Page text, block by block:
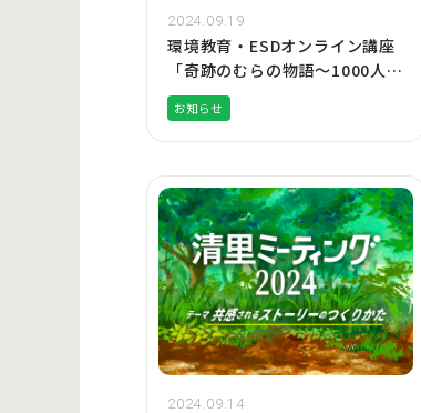
2024.09.19
環境教育・ESDオンライン講座
「奇跡のむらの物語～1000人の
子どもが限界集落を救う！」
お知らせ
2024.09.14